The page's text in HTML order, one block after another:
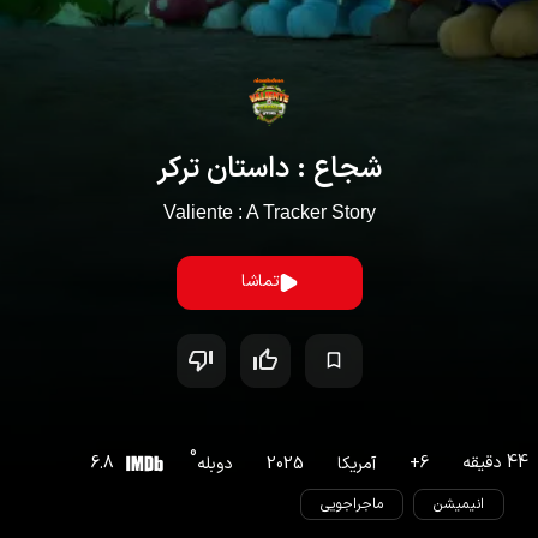
شجاع : داستان ترکر
Valiente : A Tracker Story
تماشا
44 دقیقه 6
+ آمریکا 2025 دوبله0
6.8
انیمیشن ماجراجویی